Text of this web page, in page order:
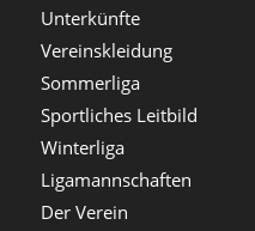
Unterkünfte
Vereinskleidung
Sommerliga
Sportliches Leitbild
Winterliga
Ligamannschaften
Der Verein